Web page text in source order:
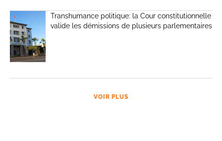
Transhumance politique: la Cour constitutionnelle
valide les démissions de plusieurs parlementaires
VOIR PLUS